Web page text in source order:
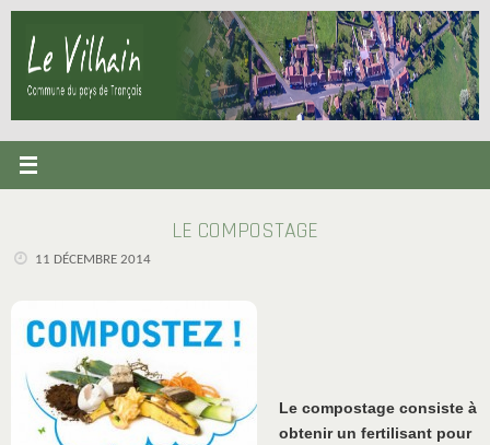
Passer
contenu
LE COMPOSTAGE
11 DÉCEMBRE 2014
Le compostage consiste à
obtenir un fertilisant pour